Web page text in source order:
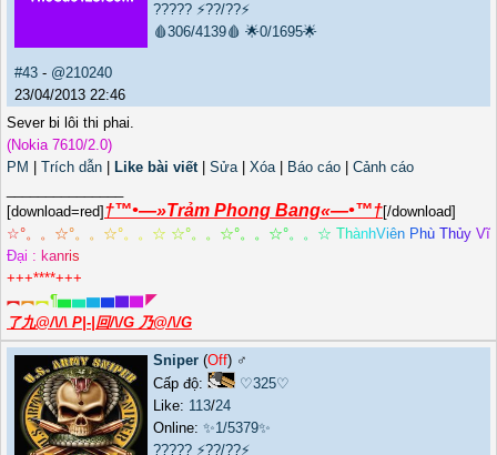
????? ⚡??/??⚡
🩸306/4139🩸 🌟0/1695🌟
#43 - @210240
23/04/2013 22:46
Sever bi lôi thi phai.
(Nokia 7610/2.0)
PM
Trích dẫn Like bài viết| Sửa| Xóa| Báo cáo
Cảnh cáo
[download=red] †™•—»Trảm Phong Bang«—•™†[/download]
☆°。 。 ☆°。 。 ☆°。 。 ☆ ☆°。 。 ☆°。 。 ☆°。 。 ☆ ThànhViên P hù Thủy Vĩ
Đại : kanris
+++****+++
︻︻︻¶▅▅▆▆▇▇◤
了九@/\/\ P|-|回/\/G 乃@/\/G
Sniper (Off) ♂️
Cấp độ:
♡325♡
Like: 113/24
Online: ✨1/5379✨
????? ⚡??/??⚡